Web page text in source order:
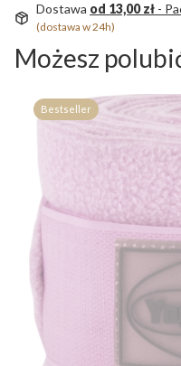
Dostawa od 13,00 zł -
(dostawa w 24h)
Możesz
Bestseller